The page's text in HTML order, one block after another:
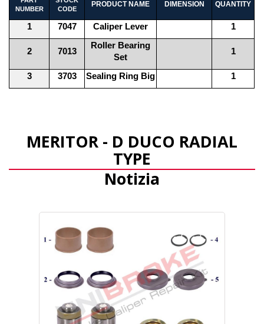
NUMBER
CODE
PRODUCT NAME DIMENSION QUANTITY
1 7047 Caliper Lever 1
2 7013
Roller Bearing
Set
1
3 3703 Sealing Ring Big 1
MERITOR - D DUCO RADIAL
TYPE
Notizia